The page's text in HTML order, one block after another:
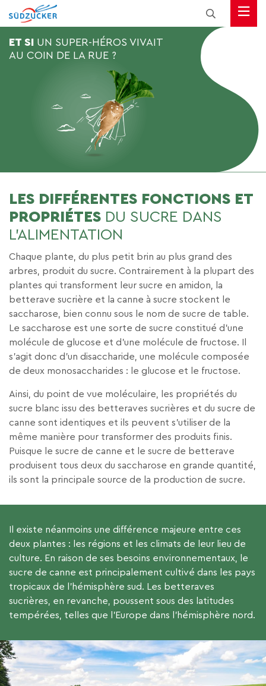
ET SI UN SUPER-HÉROS VIVAIT
AU COIN DE LA RUE ?
LES DIFFÉRENTES FONCTIONS ET
PROPRIÉTES DU SUCRE DANS
L’ALIMENTATION
Chaque plante, du plus petit brin au plus grand des
arbres, produit du sucre. Contrairement à la plupart des
plantes qui transforment leur sucre en amidon, la
betterave sucrière et la canne à sucre stockent le
saccharose, bien connu sous le nom de sucre de table.
Le saccharose est une sorte de sucre constitué d’une
molécule de glucose et d’une molécule de fructose. Il
s’agit donc d’un disaccharide, une molécule composée
de deux monosaccharides : le glucose et le fructose.
Ainsi, du point de vue moléculaire, les propriétés du
sucre blanc issu des betteraves sucrières et du sucre de
canne sont identiques et ils peuvent s’utiliser de la
même manière pour transformer des produits finis.
Puisque le sucre de canne et le sucre de betterave
produisent tous deux du saccharose en grande quantité,
ils sont la principale source de la production de sucre.
Il existe néanmoins une différence majeure entre ces
deux plantes : les régions et les climats de leur lieu de
culture. En raison de ses besoins environnementaux, le
sucre de canne est principalement cultivé dans les pays
tropicaux de l’hémisphère sud. Les betteraves
sucrières, en revanche, poussent sous des latitudes
tempérées, telles que l’Europe dans l’hémisphère nord.